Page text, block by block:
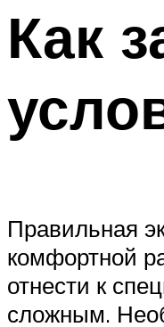
Как
Правильная
комфортной
отнести к
сложным.